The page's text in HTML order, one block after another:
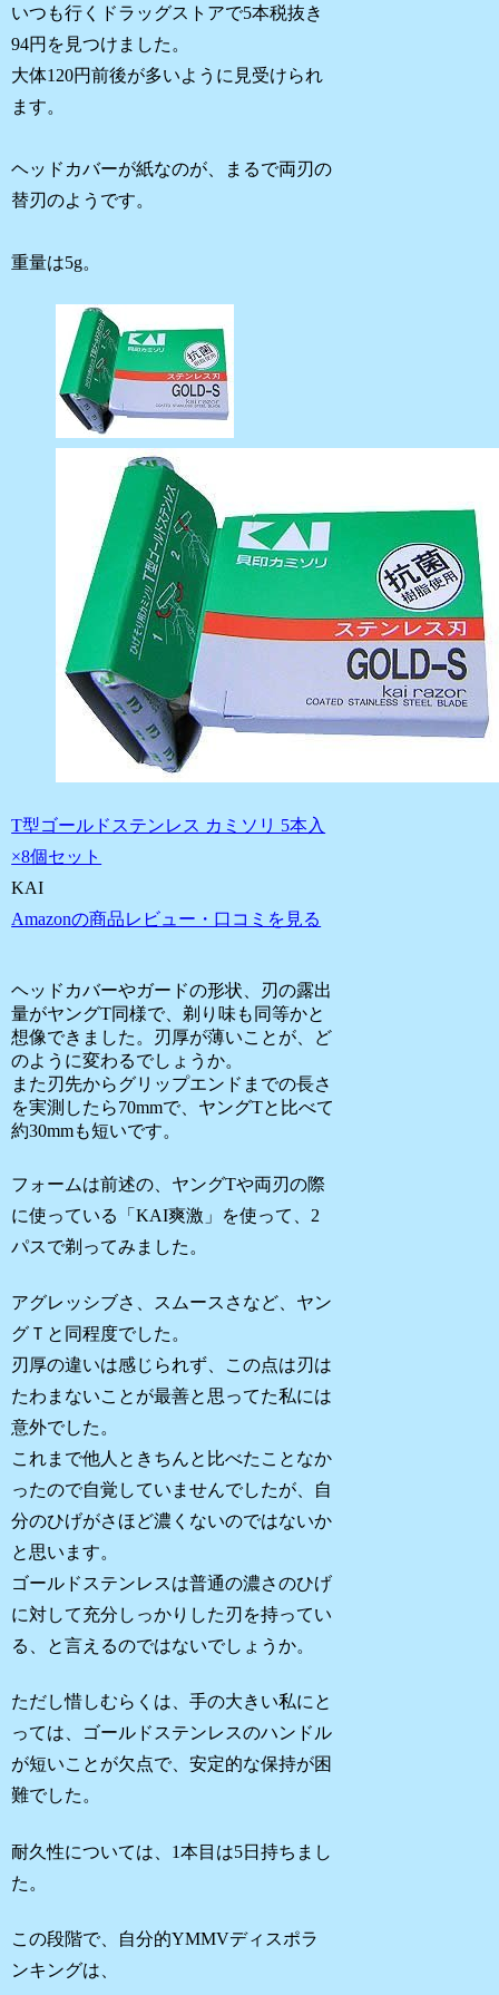
いつも行くドラッグストアで5本税抜き
94円を見つけました。
大体120円前後が多いように見受けられ
ます。
ヘッドカバーが紙なのが、まるで両刃の
替刃のようです。
重量は5g。
T型ゴールドステンレス カミソリ 5本入
×8個セット
KAI
Amazonの商品レビュー・口コミを見る
ヘッドカバーやガードの形状、刃の露出
量がヤングT同様で、剃り味も同等かと
想像できました。刃厚が薄いことが、ど
のように変わるでしょうか。
また刃先からグリップエンドまでの長さ
を実測したら70mmで、ヤングTと比べて
約30mmも短いです。
フォームは前述の、ヤングTや両刃の際
に使っている「KAI爽激」を使って、2
パスで剃ってみました。
アグレッシブさ、スムースさなど、ヤン
グＴと同程度でした。
刃厚の違いは感じられず、この点は刃は
たわまないことが最善と思ってた私には
意外でした。
これまで他人ときちんと比べたことなか
ったので自覚していませんでしたが、自
分のひげがさほど濃くないのではないか
と思います。
ゴールドステンレスは普通の濃さのひげ
に対して充分しっかりした刃を持ってい
る、と言えるのではないでしょうか。
ただし惜しむらくは、手の大きい私にと
っては、ゴールドステンレスのハンドル
が短いことが欠点で、安定的な保持が困
難でした。
耐久性については、1本目は5日持ちまし
た。
この段階で、自分的YMMVディスポラ
ンキングは、